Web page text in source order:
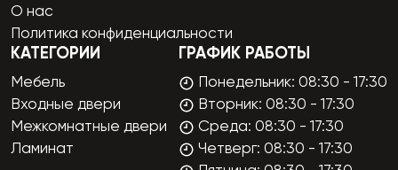
О нас
Политика конфиденциальности
КАТЕГОРИИ
Мебель
Входные двери
Межкомнатные двери
Ламинат
ГРАФИК РАБОТЫ
Понедельник: 08:30 - 17:30
Вторник: 08:30 - 17:30
Среда: 08:30 - 17:30
Четверг: 08:30 - 17:30